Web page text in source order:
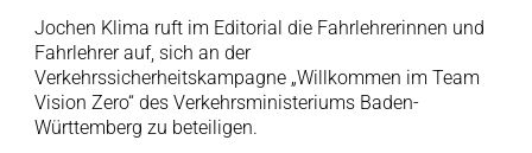
Jochen Klima ruft im Editorial die Fahrlehrerinnen und
Fahrlehrer auf, sich an der
Verkehrssicherheitskampagne „Willkommen im Team
Vision Zero“ des Verkehrsministeriums Baden-
Württemberg zu beteiligen.